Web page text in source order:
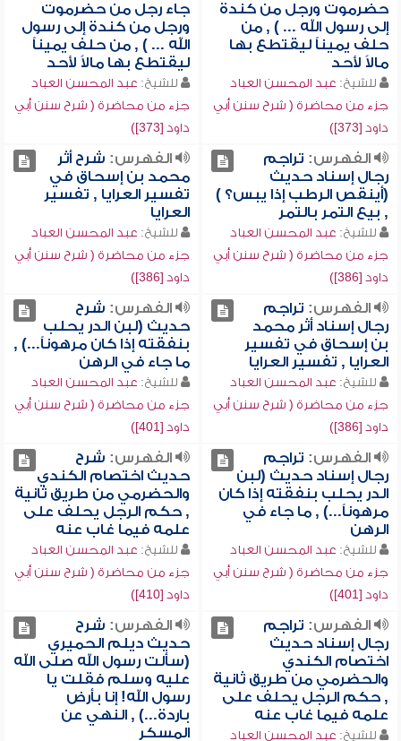
حضرموت ورجل من كندة
إلى رسول الله ... ) , من
حلف يميناً ليقتطع بها
مالاً لأحد
للشيخ: عبد المحسن العباد
جزء من محاضرة ( شرح سنن أبي
داود [373])
جاء رجل من حضرموت
ورجل من كندة إلى رسول
الله ... ) , من حلف يميناً
ليقتطع بها مالاً لأحد
للشيخ: عبد المحسن العباد
جزء من محاضرة ( شرح سنن أبي
داود [373])
الفهرس: تراجم
رجال إسناد حديث
(أينقص الرطب إذا يبس؟ )
, بيع التمر بالتمر
للشيخ: عبد المحسن العباد
جزء من محاضرة ( شرح سنن أبي
داود [386])
الفهرس: شرح أثر
محمد بن إسحاق في
تفسير العرايا , تفسير
العرايا
للشيخ: عبد المحسن العباد
جزء من محاضرة ( شرح سنن أبي
داود [386])
الفهرس: تراجم
رجال إسناد أثر محمد
بن إسحاق في تفسير
العرايا , تفسير العرايا
للشيخ: عبد المحسن العباد
جزء من محاضرة ( شرح سنن أبي
داود [386])
الفهرس: شرح
حديث (لبن الدر يحلب
بنفقته إذا كان مرهوناً...) ,
ما جاء في الرهن
للشيخ: عبد المحسن العباد
جزء من محاضرة ( شرح سنن أبي
داود [401])
الفهرس: تراجم
رجال إسناد حديث (لبن
الدر يحلب بنفقته إذا كان
مرهوناً...) , ما جاء في
الرهن
للشيخ: عبد المحسن العباد
جزء من محاضرة ( شرح سنن أبي
داود [401])
الفهرس: شرح
حديث اختصام الكندي
والحضرمي من طريق ثانية
, حكم الرجل يحلف على
علمه فيما غاب عنه
للشيخ: عبد المحسن العباد
جزء من محاضرة ( شرح سنن أبي
داود [410])
الفهرس: تراجم
رجال إسناد حديث
اختصام الكندي
والحضرمي من طريق ثانية
, حكم الرجل يحلف على
علمه فيما غاب عنه
للشيخ: عبد المحسن العباد
الفهرس: شرح
حديث ديلم الحميري
(سألت رسول الله صلى الله
عليه وسلم فقلت يا
رسول الله! إنا بأرض
باردة...) , النهي عن
المسكر